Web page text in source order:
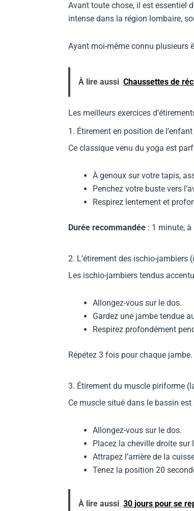
Avant toute chose, il est essentiel
intense dans la région lombaire,
Ayant moi-même connu plusieurs
À lire aussi Chaussettes de
Les meilleurs exercices
1. Étirement en position de
Ce classique venu du yoga est
À genoux sur votre tapis,
Penchez votre buste vers
Respirez lentement et
Durée recommandée : 1 minute,
2. L’étirement des ischio-jambiers
Les ischio-jambiers tendus
Allongez-vous sur le dos.
Gardez une jambe tendue
Respirez profondément
Répétez 3 fois pour chaque jambe.
3. Étirement du muscle piriforme
Ce muscle situé dans le bassin
Allongez-vous sur le dos.
Placez la cheville droite sur
Attrapez l’arrière de la
Tenez la position 20
À lire aussi 30 jours pour se